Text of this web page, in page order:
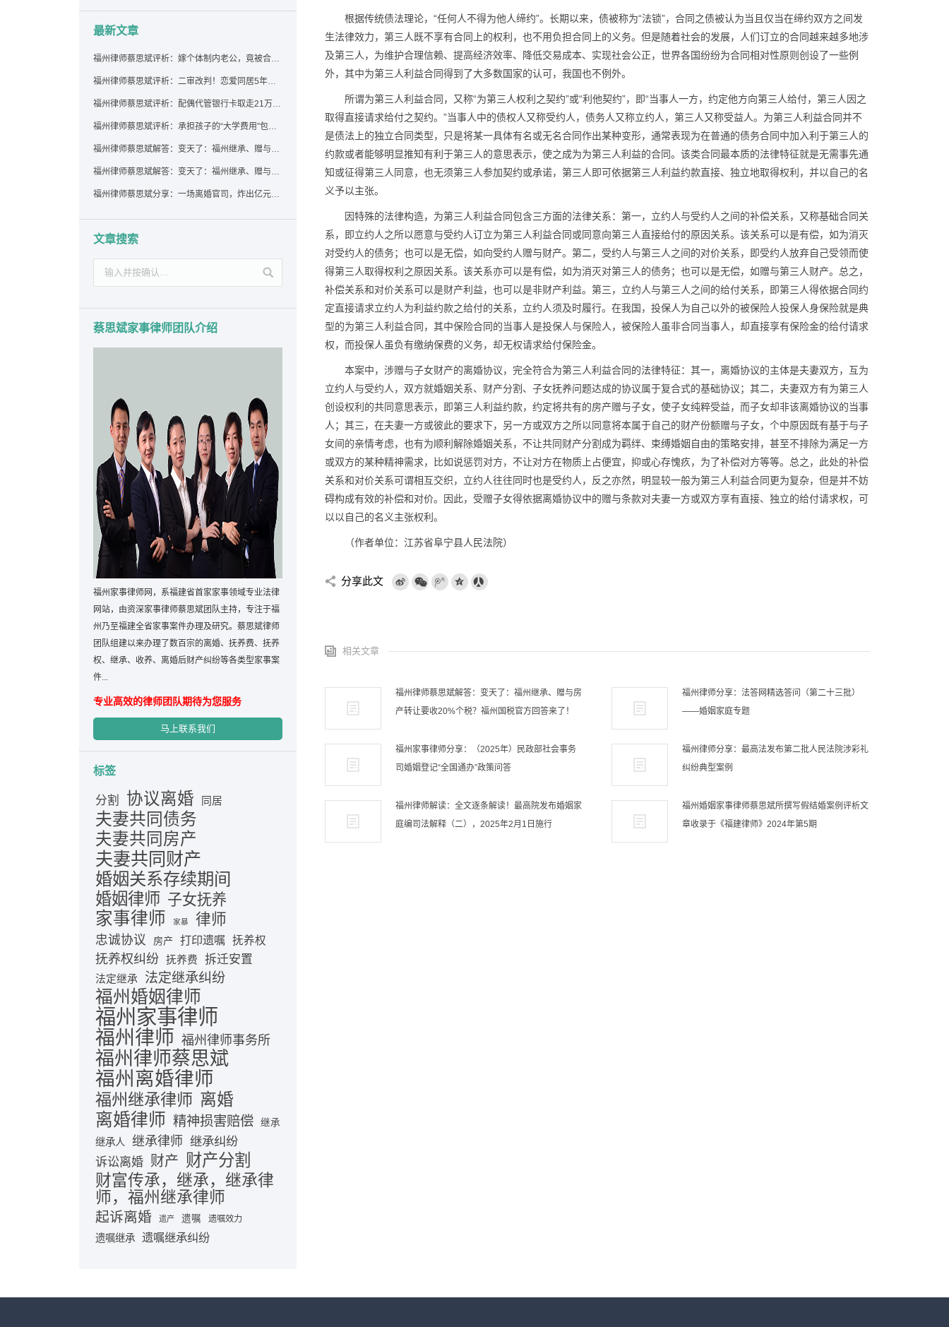
根据传统债法理论，“任何人不得为他人缔约”。长期以来，债被称为“法锁”，合同之债被认为当且仅当在缔约双方之间发
生法律效力，第三人既不享有合同上的权利，也不用负担合同上的义务。但是随着社会的发展，人们订立的合同越来越多地涉
及第三人，为维护合理信赖、提高经济效率、降低交易成本、实现社会公正，世界各国纷纷为合同相对性原则创设了一些例
外，其中为第三人利益合同得到了大多数国家的认可，我国也不例外。
所谓为第三人利益合同，又称“为第三人权利之契约”或“利他契约”，即“当事人一方，约定他方向第三人给付，第三人因之
取得直接请求给付之契约。”当事人中的债权人又称受约人，债务人又称立约人，第三人又称受益人。为第三人利益合同并不
是债法上的独立合同类型，只是将某一具体有名或无名合同作出某种变形，通常表现为在普通的债务合同中加入利于第三人的
约款或者能够明显推知有利于第三人的意思表示，使之成为为第三人利益的合同。该类合同最本质的法律特征就是无需事先通
知或征得第三人同意，也无须第三人参加契约或承诺，第三人即可依据第三人利益约款直接、独立地取得权利，并以自己的名
义予以主张。
因特殊的法律构造，为第三人利益合同包含三方面的法律关系：第一，立约人与受约人之间的补偿关系，又称基础合同关
系，即立约人之所以愿意与受约人订立为第三人利益合同或同意向第三人直接给付的原因关系。该关系可以是有偿，如为消灭
对受约人的债务；也可以是无偿，如向受约人赠与财产。第二，受约人与第三人之间的对价关系，即受约人放弃自己受领而使
得第三人取得权利之原因关系。该关系亦可以是有偿，如为消灭对第三人的债务；也可以是无偿，如赠与第三人财产。总之，
补偿关系和对价关系可以是财产利益，也可以是非财产利益。第三，立约人与第三人之间的给付关系，即第三人得依据合同约
定直接请求立约人为利益约款之给付的关系，立约人须及时履行。在我国，投保人为自己以外的被保险人投保人身保险就是典
型的为第三人利益合同，其中保险合同的当事人是投保人与保险人，被保险人虽非合同当事人，却直接享有保险金的给付请求
权，而投保人虽负有缴纳保费的义务，却无权请求给付保险金。
本案中，涉赠与子女财产的离婚协议，完全符合为第三人利益合同的法律特征：其一，离婚协议的主体是夫妻双方，互为
立约人与受约人，双方就婚姻关系、财产分割、子女抚养问题达成的协议属于复合式的基础协议；其二，夫妻双方有为第三人
创设权利的共同意思表示，即第三人利益约款，约定将共有的房产赠与子女，使子女纯粹受益，而子女却非该离婚协议的当事
人；其三，在夫妻一方或彼此的要求下，另一方或双方之所以同意将本属于自己的财产份额赠与子女，个中原因既有基于与子
女间的亲情考虑，也有为顺利解除婚姻关系，不让共同财产分割成为羁绊、束缚婚姻自由的策略安排，甚至不排除为满足一方
或双方的某种精神需求，比如说惩罚对方，不让对方在物质上占便宜，抑或心存愧疚，为了补偿对方等等。总之，此处的补偿
关系和对价关系可谓相互交织，立约人往往同时也是受约人，反之亦然，明显较一般为第三人利益合同更为复杂，但是并不妨
碍构成有效的补偿和对价。因此，受赠子女得依据离婚协议中的赠与条款对夫妻一方或双方享有直接、独立的给付请求权，可
以以自己的名义主张权利。
（作者单位：江苏省阜宁县人民法院）
分享此文
相关文章
福州律师蔡思斌解答：变天了：福州继承、赠与房
产转让要收20%个税？福州国税官方回答来了！
福州律师分享：法答网精选答问（第二十三批）
——婚姻家庭专题
福州家事律师分享：（2025年）民政部社会事务
司婚姻登记“全国通办”政策问答
福州律师分享：最高法发布第二批人民法院涉彩礼
纠纷典型案例
福州律师解读：全文逐条解读！最高院发布婚姻家
庭编司法解释（二），2025年2月1日施行
福州婚姻家事律师蔡思斌所撰写假结婚案例评析文
章收录于《福建律师》2024年第5期
最新文章
福州律师蔡思斌评析：嫁个体制内老公，竟被合伙设局背上近百万债务，婚前不查征信真要命！
福州律师蔡思斌评析：二审改判！恋爱同居5年为女友买车，分手后能要回吗？
福州律师蔡思斌评析：配偶代管银行卡取走21万，离婚后这笔钱还要得回来吗？
福州律师蔡思斌评析：承担孩子的“大学费用”包括高额留学费用吗？
福州律师蔡思斌解答：变天了：福州继承、赠与房产转让要收20%个税？福州国税官方回复来了！
福州律师蔡思斌解答：变天了：福州继承、赠与房产转让要收20%个税？福州国税官方回答来了！
福州律师蔡思斌分享：一场离婚官司，炸出亿元“糊涂账”：本想分割家产，结果“自爆”了家底
文章搜索
蔡思斌家事律师团队介绍
福州家事律师网，系福建省首家家事领域专业法律
网站，由资深家事律师蔡思斌团队主持，专注于福
州乃至福建全省家事案件办理及研究。蔡思斌律师
团队组建以来办理了数百宗的离婚、抚养费、抚养
权、继承、收养、离婚后财产纠纷等各类型家事案
件...
专业高效的律师团队期待为您服务
马上联系我们
标签
分割 协议离婚 同居
夫妻共同债务
夫妻共同房产
夫妻共同财产
婚姻关系存续期间
婚姻律师 子女抚养
家事律师 家暴 律师
忠诚协议 房产 打印遗嘱 抚养权
抚养权纠纷 抚养费 拆迁安置
法定继承 法定继承纠纷
福州婚姻律师
福州家事律师
福州律师 福州律师事务所
福州律师蔡思斌
福州离婚律师
福州继承律师 离婚
离婚律师 精神损害赔偿 继承
继承人 继承律师 继承纠纷
诉讼离婚 财产 财产分割
财富传承，继承，继承律
师，福州继承律师
起诉离婚 遗产 遗嘱 遗嘱效力
遗嘱继承 遗嘱继承纠纷